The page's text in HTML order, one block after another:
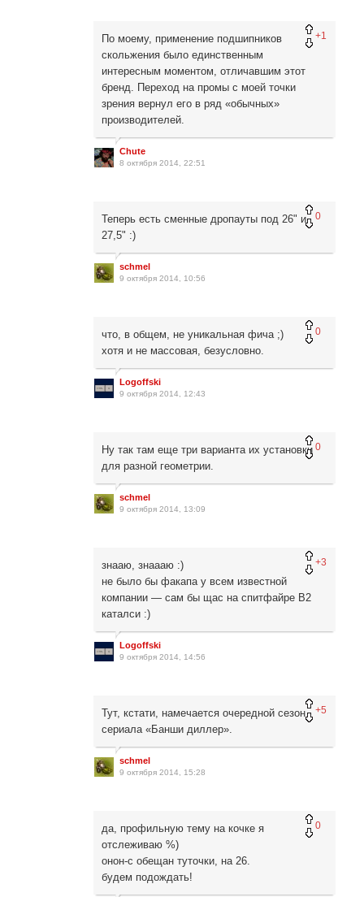
+1
По моему, применение подшипников
скольжения было единственным
интересным моментом, отличавшим этот
бренд. Переход на промы с моей точки
зрения вернул его в ряд «обычных»
производителей.
Chute
8 октября 2014, 22:51
0
Теперь есть сменные дропауты под 26" и
27,5" :)
schmel
9 октября 2014, 10:56
0
что, в общем, не уникальная фича ;)
хотя и не массовая, безусловно.
Logoffski
9 октября 2014, 12:43
0
Ну так там еще три варианта их установки
для разной геометрии.
schmel
9 октября 2014, 13:09
+3
знааю, знаааю :)
не было бы факапа у всем известной
компании — сам бы щас на спитфайре В2
каталси :)
Logoffski
9 октября 2014, 14:56
+5
Тут, кстати, намечается очередной сезон
сериала «Банши диллер».
schmel
9 октября 2014, 15:28
0
да, профильную тему на кочке я
отслеживаю %)
онон-с обещан туточки, на 26.
будем подождать!